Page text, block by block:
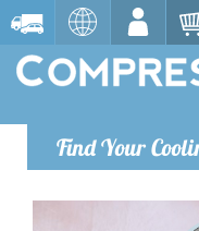
Find Your